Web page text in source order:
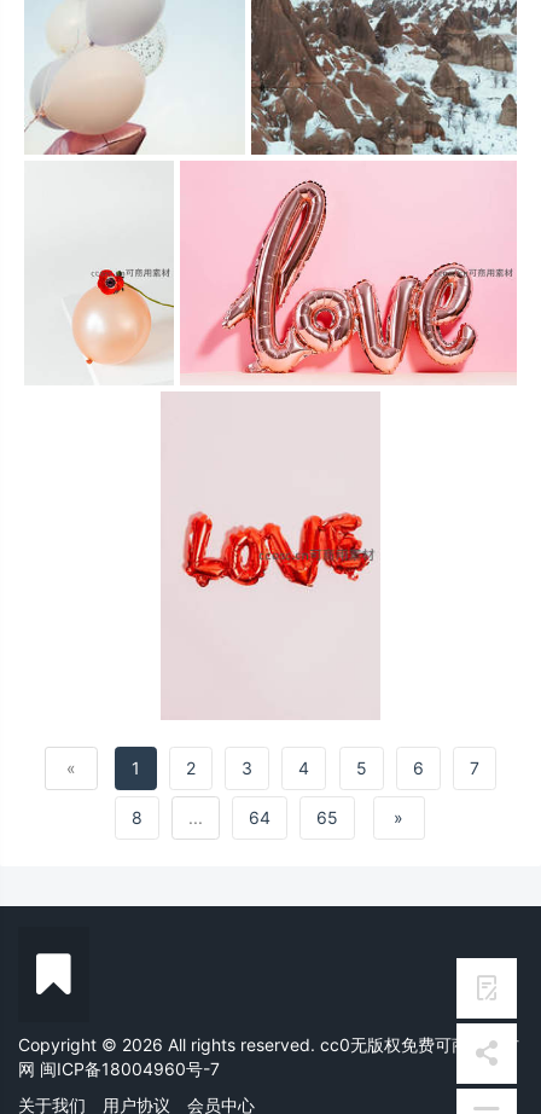
« 1 2 3 4 5 6 7
8 ... 64 65 »
Copyright © 2026 All rights reserved. cc0无版权免费可商用素材
网 闽ICP备18004960号-7
关于我们
用户协议 会员中心